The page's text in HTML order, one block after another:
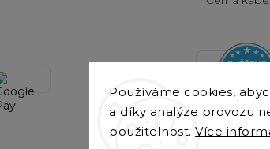
Používáme cookies,
a díky analýze provozu
použitelnost. Více